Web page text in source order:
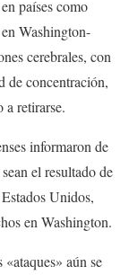
países como
Washington-
cerebrales, con
de concentración,
a retirarse.
informaron de
el resultado de
Unidos,
en Washington.
aún se